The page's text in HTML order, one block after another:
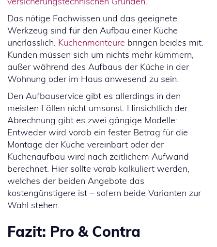
Das nötige Fachwissen und das geeignete
Werkzeug sind für den Aufbau einer Küche
unerlässlich. Küchenmonteure bringen beides mit.
Kunden müssen sich um nichts mehr kümmern,
außer während des Aufbaus der Küche in der
Wohnung oder im Haus anwesend zu sein.
Den Aufbauservice gibt es allerdings in den
meisten Fällen nicht umsonst. Hinsichtlich der
Abrechnung gibt es zwei gängige Modelle:
Entweder wird vorab ein fester Betrag für die
Montage der Küche vereinbart oder der
Küchenaufbau wird nach zeitlichem Aufwand
berechnet. Hier sollte vorab kalkuliert werden,
welches der beiden Angebote das
kostengünstigere ist – sofern beide Varianten zur
Wahl stehen.
Fazit: Pro & Contra